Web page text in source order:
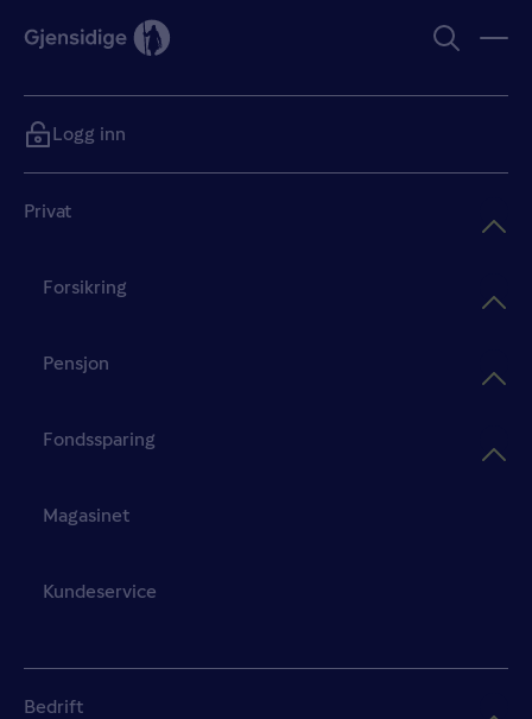
Privat
Forsikring
Pensjon
Fondssparing
Magasinet
Kundeservice
Bedrift
Logg inn